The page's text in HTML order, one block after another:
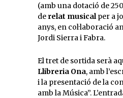
(amb una dotació de
de relat musical per a
anys, en col·laboració
Jordi Sierra i Fabra.
El tret de sortida serà
Llibreria Ona, amb
i la presentació de la
amb la Música”.